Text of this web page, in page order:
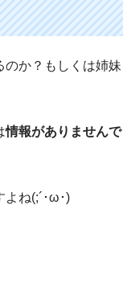
のか？もしくは姉妹
情報がありませんで
よね(;´･ω･)